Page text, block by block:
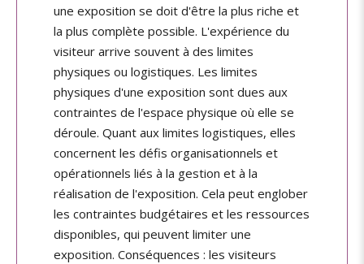
une exposition se doit d'être la plus riche et
la plus complète possible. L'expérience du
visiteur arrive souvent à des limites
physiques ou logistiques. Les limites
physiques d'une exposition sont dues aux
contraintes de l'espace physique où elle se
déroule. Quant aux limites logistiques, elles
concernent les défis organisationnels et
opérationnels liés à la gestion et à la
réalisation de l'exposition. Cela peut englober
les contraintes budgétaires et les ressources
disponibles, qui peuvent limiter une
exposition. Conséquences : les visiteurs